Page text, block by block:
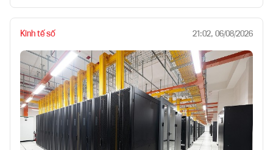
Kinh tế số 21:02, 06/08/2026